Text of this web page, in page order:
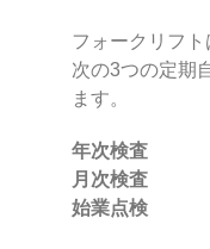
フォークリフト
次の3つの定期
ます。
年次検査
月次検査
始業点検